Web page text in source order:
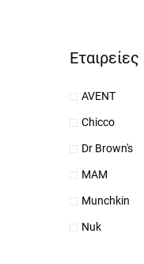
Εταιρείες
AVENT
Chicco
Dr Brown's
MAM
Munchkin
Nuk